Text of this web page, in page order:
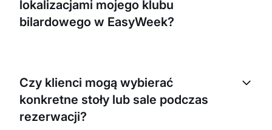
lokalizacjami mojego klubu
bilardowego w EasyWeek?
rezerwacje, zarządzać grafikami i prowadzić
operacje we wszystkich swoich lokalizacjach
bezproblemowo.
Czy klienci mogą wybierać
konkretne stoły lub sale podczas
rezerwacji?